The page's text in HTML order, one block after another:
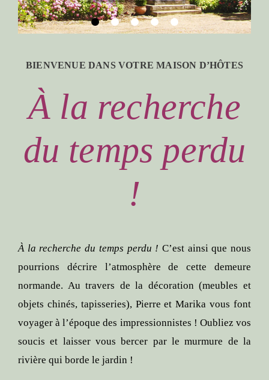
BIENVENUE DANS VOTRE MAISON D’HÔTES
À la recherche
du temps perdu
!
À la recherche du temps perdu ! C’est ainsi que nous
pourrions décrire l’atmosphère de cette demeure
normande. Au travers de la décoration (meubles et
objets chinés, tapisseries), Pierre et Marika vous font
voyager à l’époque des impressionnistes ! Oubliez vos
soucis et laisser vous bercer par le murmure de la
rivière qui borde le jardin !